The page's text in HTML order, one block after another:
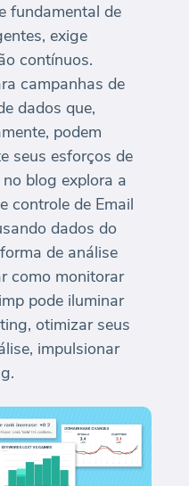
fundamental de
exige
contínuos.
campanhas de
dados que,
podem
seus esforços de
blog explora a
controle de Email
dados do
de análise
como monitorar
pode iluminar
otimizar seus
impulsionar